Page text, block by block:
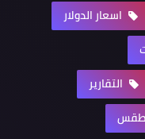
اسعار الدولار
التقارير